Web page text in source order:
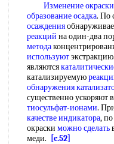
Изменение окраски
образование осадка. По
осаждения
реакций на один-два
метода
используют
являются
катализируемую
обнаружения
существенно ускоряют
тиосульфат-ионами.
качестве индикатора,
окраски можно сделать
меди.
[c.52]